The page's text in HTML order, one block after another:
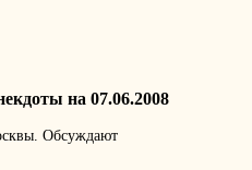
на 07.06.2008
Обсуждают